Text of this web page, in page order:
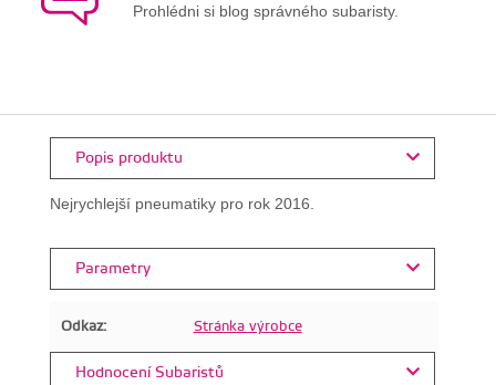
Prohlédni si blog správného subaristy.
Popis produktu
Nejrychlejší pneumatiky pro rok 2016.
Parametry
Odkaz: Stránka výrobce
Hodnocení Subaristů